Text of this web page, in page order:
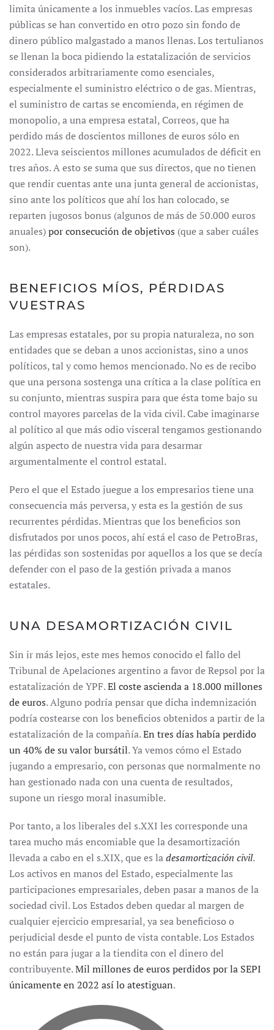
limita únicamente a los inmuebles vacíos. Las empresas
públicas se han convertido en otro pozo sin fondo de
dinero público malgastado a manos llenas. Los tertulianos
se llenan la boca pidiendo la estatalización de servicios
considerados arbitrariamente como esenciales,
especialmente el suministro eléctrico o de gas. Mientras,
el suministro de cartas se encomienda, en régimen de
monopolio, a una empresa estatal, Correos, que ha
perdido más de doscientos millones de euros sólo en
2022. Lleva seiscientos millones acumulados de déficit en
tres años. A esto se suma que sus directos, que no tienen
que rendir cuentas ante una junta general de accionistas,
sino ante los políticos que ahí los han colocado, se
reparten jugosos bonus (algunos de más de 50.000 euros
anuales)por consecución de objetivos (que a saber cuáles
son).
BENEFICIOS MÍOS, PÉRDIDAS
VUESTRAS
Las empresas estatales, por su propia naturaleza, no son
entidades que se deban a unos accionistas, sino a unos
políticos, tal y como hemos mencionado. No es de recibo
que una persona sostenga una crítica a la clase política en
su conjunto, mientras suspira para que ésta tome bajo su
control mayores parcelas de la vida civil. Cabe imaginarse
al político al que más odio visceral tengamos gestionando
algún aspecto de nuestra vida para desarmar
argumentalmente el control estatal.
Pero el que el Estado juegue a los empresarios tiene una
consecuencia más perversa, y esta es la gestión de sus
recurrentes pérdidas. Mientras que los beneficios son
disfrutados por unos pocos, ahí está el caso de PetroBras,
las pérdidas son sostenidas por aquellos a los que se decía
defender con el paso de la gestión privada a manos
estatales.
UNA DESAMORTIZACIÓN CIVIL
Sin ir más lejos, este mes hemos conocido el fallo del
Tribunal de Apelaciones argentino a favor de Repsol por la
estatalización de YPF.El coste ascienda a 18.000 millones
de euros. Alguno podría pensar que dicha indemnización
podría costearse con los beneficios obtenidos a partir de la
estatalización de la compañía.En tres días había perdido
un 40% de su valor bursátil. Ya vemos cómo el Estado
jugando a empresario, con personas que normalmente no
han gestionado nada con una cuenta de resultados,
supone un riesgo moral inasumible.
Por tanto, a los liberales del s.XXI les corresponde una
tarea mucho más encomiable que la desamortización
llevada a cabo en el s.XIX, que es ladesamortización civil.
Los activos en manos del Estado, especialmente las
participaciones empresariales, deben pasar a manos de la
sociedad civil. Los Estados deben quedar al margen de
cualquier ejercicio empresarial, ya sea beneficioso o
perjudicial desde el punto de vista contable. Los Estados
no están para jugar a la tiendita con el dinero del
contribuyente.Mil millones de euros perdidos por la SEPI
únicamente en 2022 así lo atestiguan.